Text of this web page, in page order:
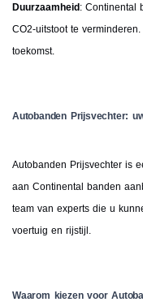
Duurzaamheid : Continental
CO2-uitstoot te
toekomst.
Autobanden Prijsvechter:
Autobanden Prijsvechter is
aan Continental banden
team van experts die u
voertuig en rijstijl.
Waarom kiezen voor